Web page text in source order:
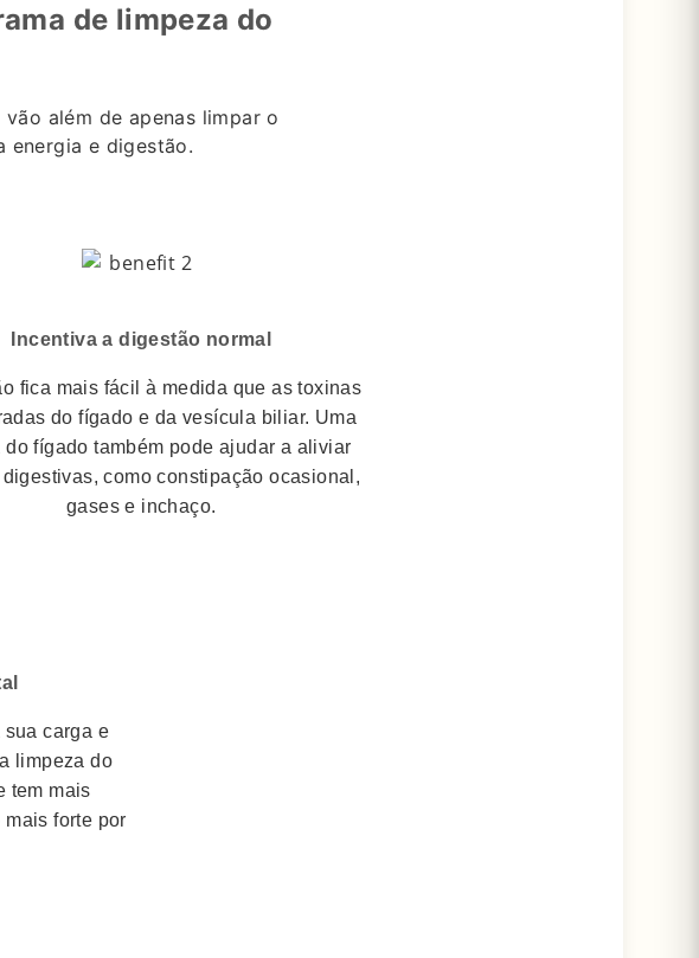
de limpeza do
além de apenas limpar o
energia e digestão.
Incentiva a digestão normal
fica mais fácil à medida que as toxinas
do fígado e da vesícula biliar. Uma
do fígado também pode ajudar a aliviar
como constipação ocasional,
gases e inchaço.
sua carga e
limpeza do
tem mais
forte por